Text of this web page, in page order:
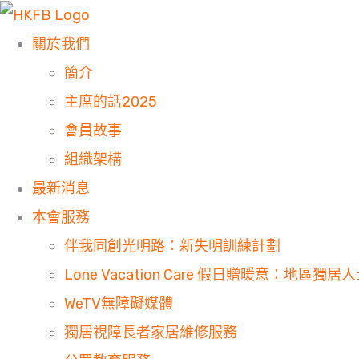
關於我們
簡介
主席的話2025
會員故事
組織架構
最新消息
本會服務
伴我同創光明路：新失明訓練計劃
Lone Vacation Care 假日贈暖意：地區獨居人
WeTV無障礙媒體
獨居視障長者家居維修服務